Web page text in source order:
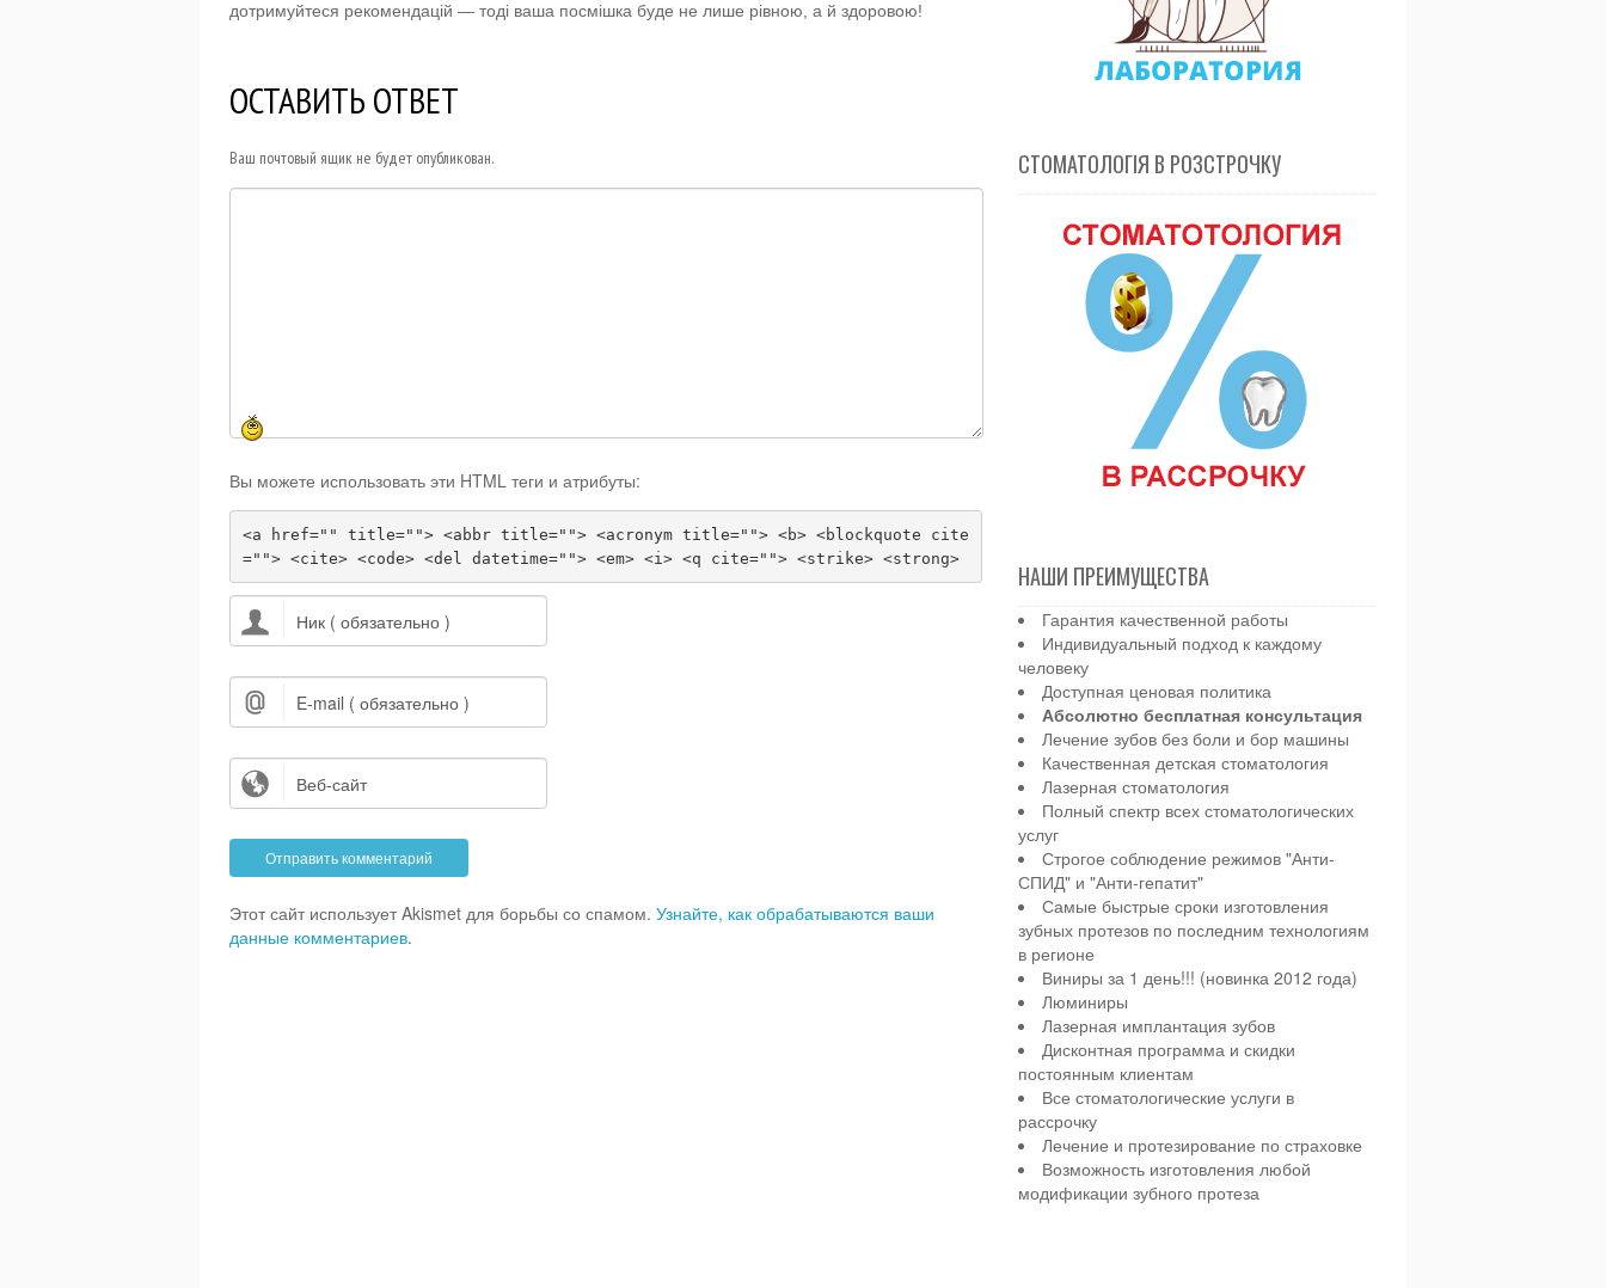
дотримуйтеся рекомендацій — тоді ваша посмішка буде не лише рівною, а й здоровою!
ОСТАВИТЬ ОТВЕТ
Ваш почтовый ящик не будет опубликован.
Вы можете использовать эти HTML теги и атрибуты:
<a href="" title=""> <abbr title=""> <acronym title=""> <b> <blockquote cite
=""> <cite> <code> <del datetime=""> <em> <i> <q cite=""> <strike> <strong>
Этот сайт использует Akismet для борьбы со спамом. Узнайте, как обрабатываются ваши
данные комментариев.
СТОМАТОЛОГІЯ В РОЗСТРОЧКУ
НАШИ ПРЕИМУЩЕСТВА
Гарантия качественной работы
Индивидуальный подход к каждому
человеку
Доступная ценовая политика
Абсолютно бесплатная консультация
Лечение зубов без боли и бор машины
Качественная детская стоматология
Лазерная стоматология
Полный спектр всех стоматологических
услуг
Строгое соблюдение режимов "Анти-
СПИД" и "Анти-гепатит"
Самые быстрые сроки изготовления
зубных протезов по последним технологиям
в регионе
Виниры за 1 день!!! (новинка 2012 года)
Люминиры
Лазерная имплантация зубов
Дисконтная программа и скидки
постоянным клиентам
Все стоматологические услуги в
рассрочку
Лечение и протезирование по страховке
Возможность изготовления любой
модификации зубного протеза